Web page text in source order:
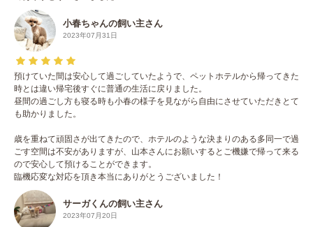
小春ちゃんの飼い主さん
2023年07月31日
預けていた間は安心して過ごしていたようで、ペットホテルから帰ってきた
時とは違い帰宅後すぐに普通の生活に戻りました。
昼間の過ごし方も寝る時も小春の様子を見ながら自由にさせていただきとて
も助かりました。
歳を重ねて頑固さが出てきたので、ホテルのような決まりのある多同一で過
ごす空間は不安がありますが、山本さんにお願いするとご機嫌で帰って来る
ので安心して預けることができます。
臨機応変な対応を頂き本当にありがとうございました！
サーガくんの飼い主さん
2023年07月20日